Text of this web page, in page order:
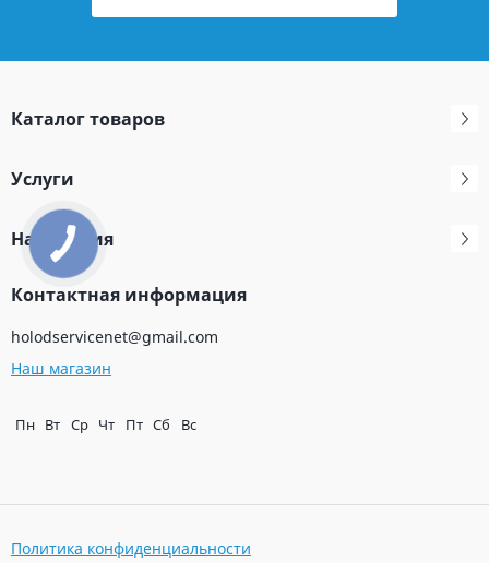
Каталог товаров
Услуги
Навигация
Контактная информация
holodservicenet@gmail.com
Наш магазин
Пн Вт Ср Чт Пт Сб Вс
Политика конфиденциальности